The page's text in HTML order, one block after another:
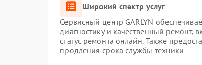
Широкий спектр услуг
Сервисный центр GARLYN
диагностику и качественный ремонт,
статус ремонта онлайн. Также
продления срока службы техники